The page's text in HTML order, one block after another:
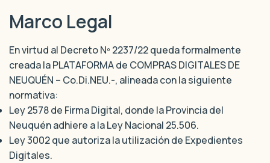
Marco Legal
En virtud al Decreto Nº 2237/22 queda formalmente
creada la PLATAFORMA de COMPRAS DIGITALES DE
NEUQUÉN – Co.Di.NEU.-, alineada con la siguiente
normativa:
Ley 2578 de Firma Digital, donde la Provincia del
Neuquén adhiere a la Ley Nacional 25.506.
Ley 3002 que autoriza la utilización de Expedientes
Digitales.